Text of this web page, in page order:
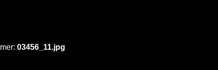
03456_11.jpg